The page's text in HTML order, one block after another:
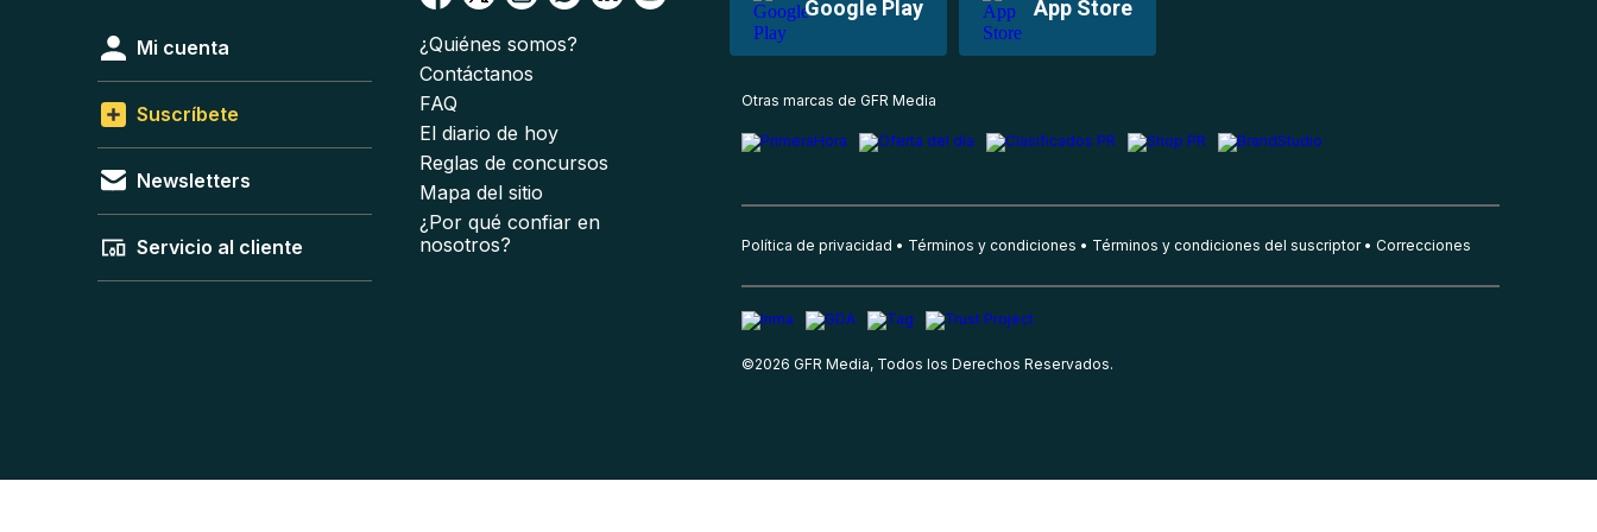
Google Play App Store
Mi cuenta
Suscríbete
Newsletters
Servicio al cliente
¿Quiénes somos?
Contáctanos
FAQ
El diario de hoy
Reglas de concursos
Mapa del sitio
¿Por qué confiar en
nosotros?
Otras marcas de GFR Media
Política de privacidad Términos y condiciones Términos y condiciones del suscriptor Correcciones
©2026 GFR Media, Todos los Derechos Reservados.